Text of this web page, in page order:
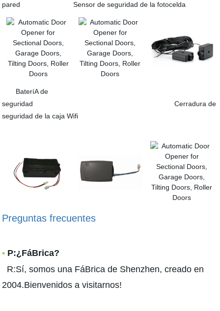
pared Sensor de seguridad de la fotocelda
BateríA de
seguridad Cerradura de
seguridad de la caja Wifi
Preguntas frecuentes
• P:¿FáBrica?
R:Sí, somos una FáBrica de Shenzhen, creado en
2004.Bienvenidos a visitarnos!